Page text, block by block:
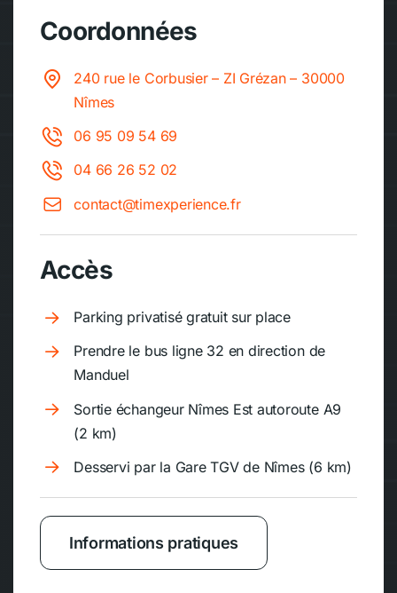
Coordonnées
240 rue le Corbusier – ZI Grézan – 30000
Nîmes
06 95 09 54 69
04 66 26 52 02
contact@timexperience.fr
Accès
Parking privatisé gratuit sur place
Prendre le bus ligne 32 en direction de
Manduel
Sortie échangeur Nîmes Est autoroute A9
(2 km)
Desservi par la Gare TGV de Nîmes (6 km)
Informations pratiques